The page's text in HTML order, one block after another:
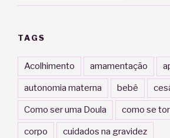
TAGS
Acolhimento amamentação
autonomia materna bebê
Como ser uma Doula como se
corpo cuidados na gravidez